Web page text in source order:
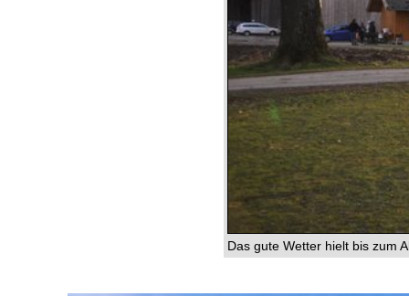
Das gute Wetter hielt bis zum